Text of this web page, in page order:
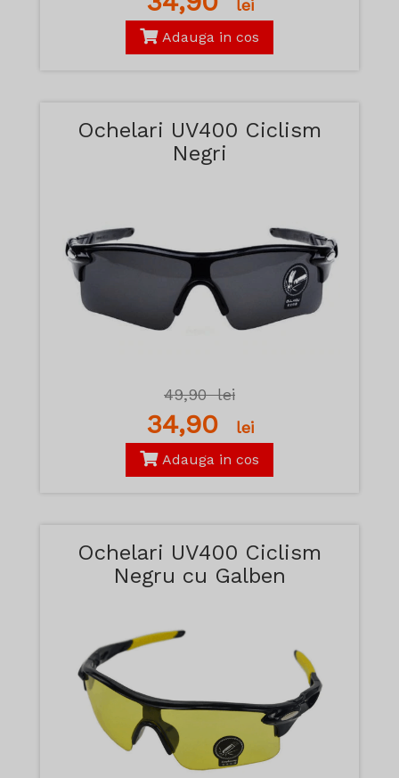
lei
Adauga in cos
Ochelari UV400 Ciclism
Negri
49,90lei
34,90 lei
Adauga in cos
Ochelari UV400 Ciclism
Negru cu Galben